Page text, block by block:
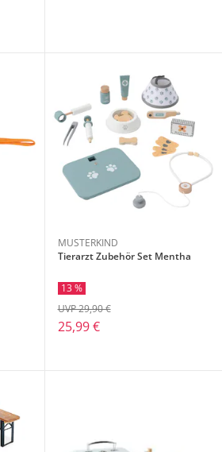
MUSTERKIND
Tierarzt Zubehör Set Mentha
13 %
25,99 €
UVP 29,90 €